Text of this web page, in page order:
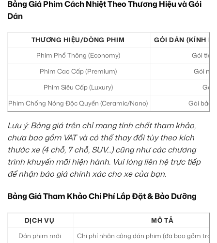
Bảng Giá Phim Cách Nhiệt Theo Thương Hiệu và Gói
Dán
THƯƠNG HIỆU/DÒNG PHIM
GÓI DÁN (KÍNH
Phim Phổ Thông (Economy)
Gói tiêu
Phim Cao Cấp (Premium)
Gói
Phim Siêu Cấp (Luxury)
Gói
Phim Chống Nóng Độc Quyền (Ceramic/Nano)
Gói bảo
Lưu ý: Bảng giá trên chỉ mang tính chất tham khảo,
chưa bao gồm VAT và có thể thay đổi tùy theo kích
thước xe (4 chỗ, 7 chỗ, SUV…) cũng như các chương
trình khuyến mãi hiện hành. Vui lòng liên hệ trực tiếp
để nhận báo giá chính xác cho xe của bạn.
Bảng Giá Tham Khảo Chi Phí Lắp Đặt & Bảo Dưỡng
DỊCH VỤ
MÔ TẢ
Dán phim mới
Chi phí nhân công dán phim (đã bao gồm